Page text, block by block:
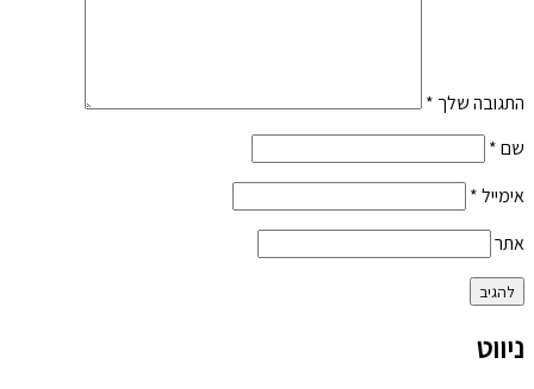
התגובה שלך *
שם*
אימייל*
אתר
ניווט